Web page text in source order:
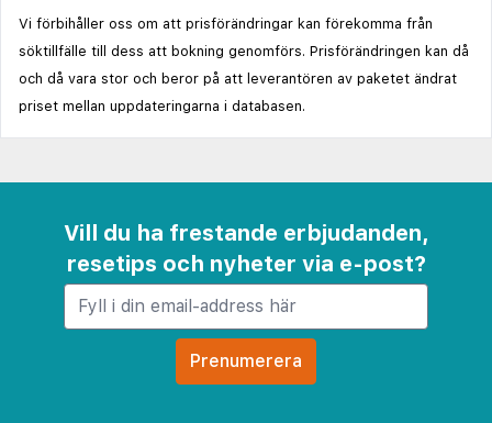
Vi förbihåller oss om att prisförändringar kan förekomma från
söktillfälle till dess att bokning genomförs. Prisförändringen kan då
och då vara stor och beror på att leverantören av paketet ändrat
priset mellan uppdateringarna i databasen.
Vill du ha frestande erbjudanden,
resetips och nyheter via e-post?